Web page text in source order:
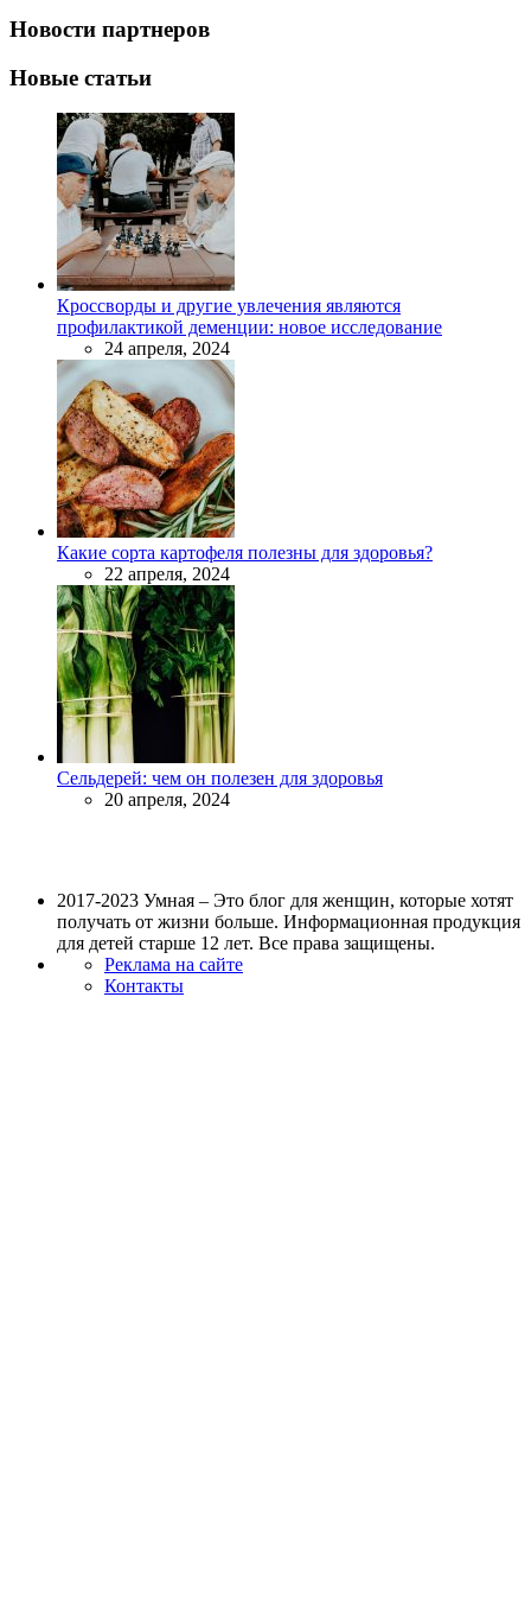
Новости партнеров
Новые статьи
Кроссворды и другие увлечения являются
профилактикой деменции: новое исследование
24 апреля, 2024
Какие сорта картофеля полезны для здоровья?
22 апреля, 2024
Сельдерей: чем он полезен для здоровья
20 апреля, 2024
2017-2023 Умная – Это блог для женщин, которые хотят
получать от жизни больше. Информационная продукция
для детей старше 12 лет. Все права защищены.
Реклама на сайте
Контакты